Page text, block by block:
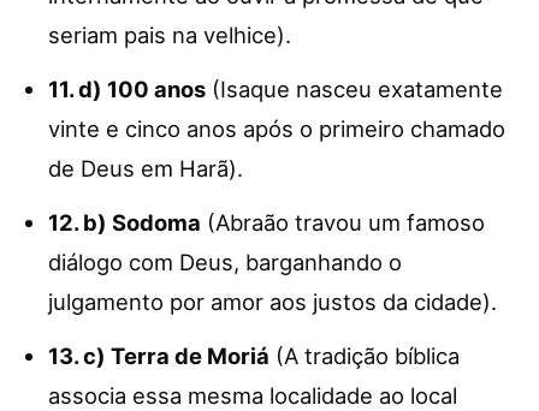
seriam pais na velhice).
11. d) 100 anos (Isaque nasceu exatamente
vinte e cinco anos após o primeiro chamado
de Deus em Harã).
12. b) Sodoma (Abraão travou um famoso
diálogo com Deus, barganhando o
julgamento por amor aos justos da cidade).
13. c) Terra de Moriá (A tradição bíblica
associa essa mesma localidade ao local